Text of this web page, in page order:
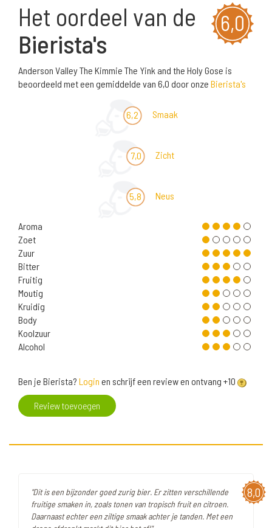
6,0
Het oordeel van de
Bierista's
Anderson Valley The Kimmie The Yink and the Holy Gose is
beoordeeld met een gemiddelde van 6,0 door onze Bierista's
6,2 Smaak
7,0 Zicht
5,8 Neus
Aroma
Zoet
Zuur
Bitter
Fruitig
Moutig
Kruidig
Body
Koolzuur
Alcohol
Ben je Bierista? Login en schrijf een review en ontvang +10
Review toevoegen
8,0
"Dit is een bijzonder goed zurig bier. Er zitten verschillende
fruitige smaken in, zoals tonen van tropisch fruit en citroen.
Daarnaast echter een ziltige smaak achter je tanden. Met een